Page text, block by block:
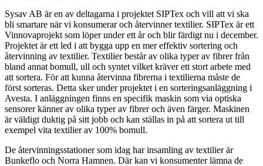
Sysav AB är en av deltagarna i projektet SIPTex och vill att vi ska
bli smartare när vi konsumerar och återvinner textilier. SIPTex är ett
Vinnovaprojekt som löper under ett år och blir färdigt nu i december.
Projektet är ett led i att bygga upp en mer effektiv sortering och
återvinning av textilier. Textilier består av olika typer av fibrer från
bland annat bomull, ull och syntet vilket kräver ett stort arbete med
att sortera. För att kunna återvinna fibrerna i textilierna måste de
först sorteras. Detta sker under projektet i en sorteringsanläggning i
Avesta. I anläggningen finns en specifik maskin som via optiska
sensorer känner av olika typer av fibrer och även färger. Maskinen
är väldigt duktig på sitt jobb och kan ställas in på att sortera ut till
exempel vita textilier av 100% bomull.
De återvinningsstationer som idag har insamling av textilier är
Bunkeflo och Norra Hamnen. Där kan vi konsumenter lämna de